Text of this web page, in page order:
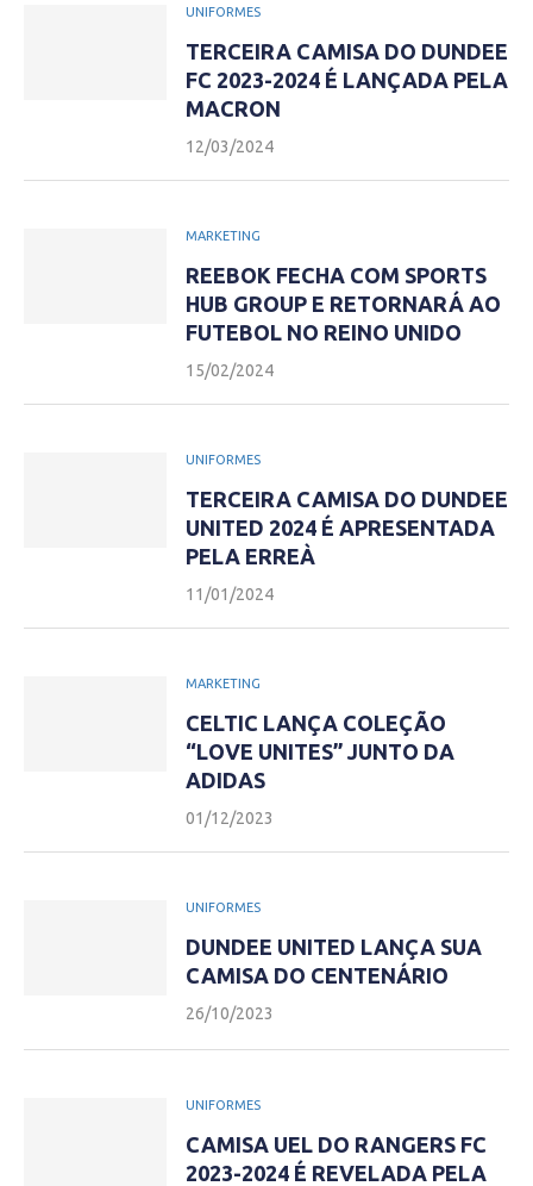
UNIFORMES
TERCEIRA CAMISA DO DUNDEE
FC 2023-2024 É LANÇADA PELA
MACRON
12/03/2024
MARKETING
REEBOK FECHA COM SPORTS
HUB GROUP E RETORNARÁ AO
FUTEBOL NO REINO UNIDO
15/02/2024
UNIFORMES
TERCEIRA CAMISA DO DUNDEE
UNITED 2024 É APRESENTADA
PELA ERREÀ
11/01/2024
MARKETING
CELTIC LANÇA COLEÇÃO
“LOVE UNITES” JUNTO DA
ADIDAS
01/12/2023
UNIFORMES
DUNDEE UNITED LANÇA SUA
CAMISA DO CENTENÁRIO
26/10/2023
UNIFORMES
CAMISA UEL DO RANGERS FC
2023-2024 É REVELADA PELA